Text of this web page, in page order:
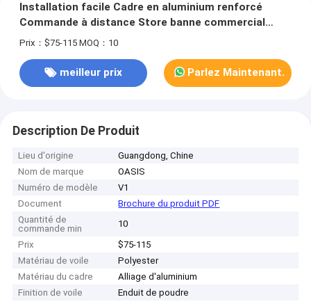
Installation facile Cadre en aluminium renforcé
Commande à distance Store banne commercial
Grande surface couverte
Prix：$75-115 MOQ：10
meilleur prix Parlez Maintenant.
Description De Produit
Lieu d'origine
Guangdong, Chine
Nom de marque
OASIS
Numéro de modèle
V1
Document
Brochure du produit PDF
Quantité de
commande min
10
Prix
$75-115
Matériau de voile
Polyester
Matériau du cadre
Alliage d'aluminium
Finition de voile
Enduit de poudre